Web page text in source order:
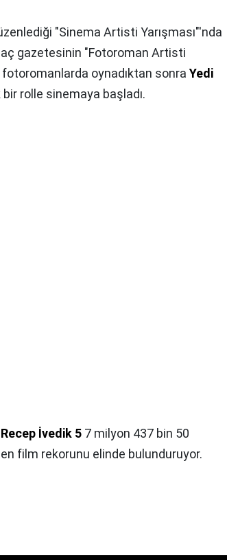
"Sinema Artisti Yarışması"'nda
gazetesinin "Fotoroman Artisti
fotoromanlarda oynadıktan sonra Yedi
rolle sinemaya başladı.
Recep İvedik 5 7 milyon 437 bin 50
film rekorunu elinde bulunduruyor.